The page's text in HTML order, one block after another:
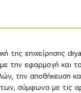
της επιχείρησης
την εφαρμογή και
την αποθήκευση
σύμφωνα με τις